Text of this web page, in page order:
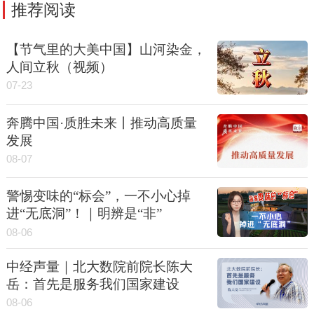
推荐阅读
【节气里的大美中国】山河染金，
人间立秋（视频）
07-23
奔腾中国·质胜未来丨推动高质量
发展
08-07
警惕变味的“标会”，一不小心掉
进“无底洞”！｜明辨是“非”
08-06
中经声量｜北大数院前院长陈大
岳：首先是服务我们国家建设
08-06